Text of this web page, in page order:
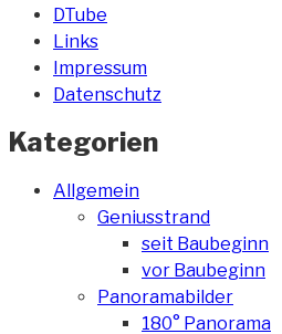
DTube
Links
Impressum
Datenschutz
Kategorien
Allgemein
Geniusstrand
seit Baubeginn
vor Baubeginn
Panoramabilder
180° Panorama